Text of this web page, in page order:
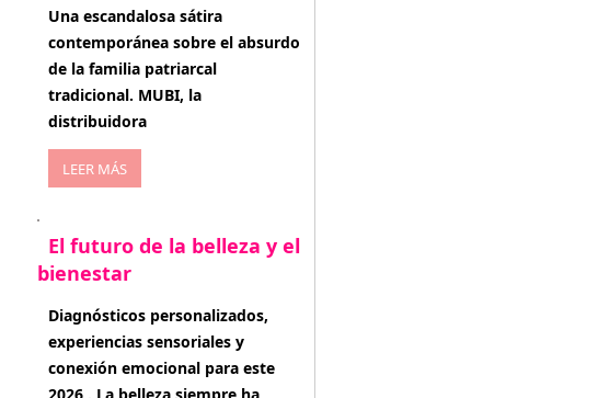
enero 20, 2026
Una escandalosa sátira
contemporánea sobre el absurdo
de la familia patriarcal
tradicional. MUBI, la
distribuidora
LEER MÁS
El futuro de la belleza y el
bienestar
enero 15, 2026
Diagnósticos personalizados,
experiencias sensoriales y
conexión emocional para este